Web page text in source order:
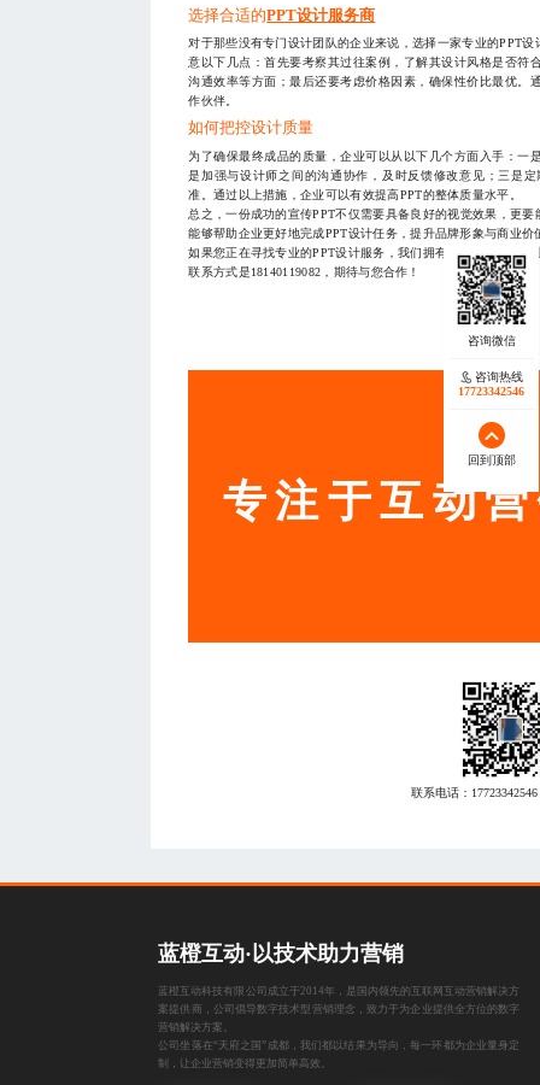
选择合适的PPT设计服务商
对于那些没有专门设计团队的企业来说，选择一家专业的PPT
意以下几点：首先要考察其过往案例，了解其设计风格是否符
沟通效率等方面；最后还要考虑价格因素，确保性价比最优。
作伙伴。
如何把控设计质量
为了确保最终成品的质量，企业可以从以下几个方面入手：一
是加强与设计师之间的沟通协作，及时反馈修改意见；三是
准。通过以上措施，企业可以有效提高PPT的整体质量水平。
总之，一份成功的宣传PPT不仅需要具备良好的视觉效果，更
能够帮助企业更好地完成PPT设计任务，提升品牌形象与商业价
如果您正在寻找专业的PPT设计服务，我们拥有丰富的经验和
联系方式是18140119082，期待与您合作！
— THE
服务
专注于互动
联系电话： 17723342546
咨询热线
17723342546
回到顶部
蓝橙互动·以技术助力营销
蓝橙互动科技有限公司成立于2014年，是国内领先的互联网互动营销解决方
案提供商，公司倡导数字技术型营销理念，致力于为企业提供全方位的数字
营销解决方案。
公司坐落在“天府之国”成都，我们都以结果为导向，每一环都为企业量身定
制，让企业营销变得更加简单高效。